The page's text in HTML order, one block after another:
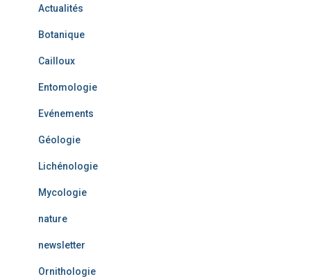
Actualités
Botanique
Cailloux
Entomologie
Evénements
Géologie
Lichénologie
Mycologie
nature
newsletter
Ornithologie